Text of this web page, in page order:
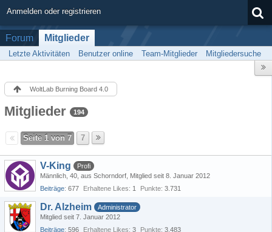
Anmelden oder registrieren
Forum Mitglieder
Letzte Aktivitäten Benutzer online Team-Mitglieder Mitgliedersuche
WoltLab Burning Board 4.0
Mitglieder 194
Seite 1 von 7 7
V-King
Profi
Männlich 40 aus Schorndorf Mitglied seit 8. Januar 2012
Beiträge 677 Erhaltene Likes 1 Punkte 3.731
Dr. Alzheim
Administrator
Mitglied seit 7. Januar 2012
Beiträge 596 Erhaltene Likes 3 Punkte 3.483